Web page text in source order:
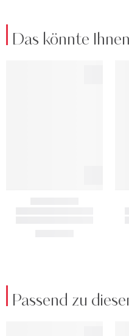
Das könnte
Passend zu